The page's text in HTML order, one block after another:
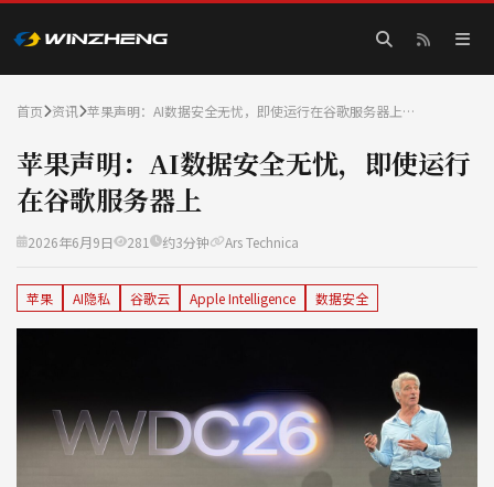
首页 资讯 苹果声明：AI数据安全无忧，即使运行在谷歌服务器上…
苹果声明：AI数据安全无忧，即使运行
在谷歌服务器上
2026年6月9日 281 约3分钟 Ars Technica
苹果 AI隐私 谷歌云 Apple Intelligence 数据安全